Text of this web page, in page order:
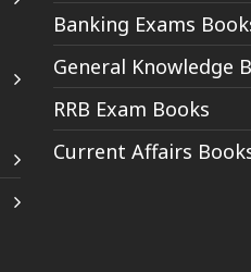
Banking Exams
General Knowledge
RRB Exam Books
Current Affairs